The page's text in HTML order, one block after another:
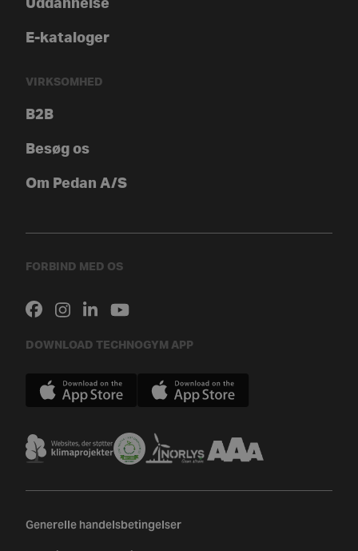
Uddannelse
E-kataloger
VIRKSOMHED
B2B
Besøg os
Om Pedan A/S
FORBIND MED OS
DOWNLOAD TECHNOGYM APP
Generelle handelsbetingelser